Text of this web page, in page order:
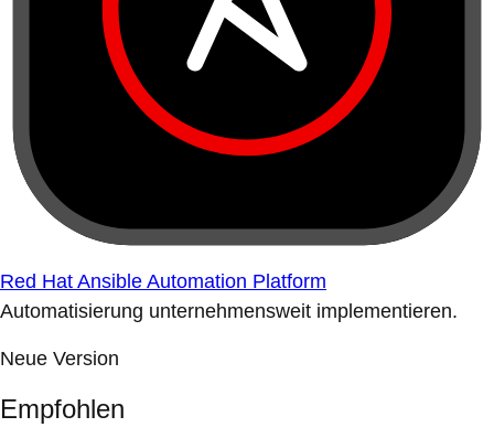
Red Hat Ansible Automation Platform
Automatisierung unternehmensweit implementieren.
Neue Version
Empfohlen